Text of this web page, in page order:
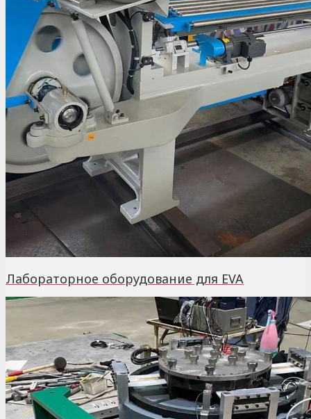
Лабораторное оборудование для EVA